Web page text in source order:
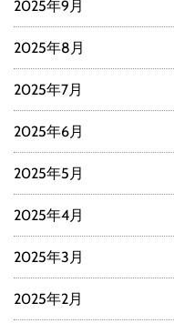
2025年9月
2025年8月
2025年7月
2025年6月
2025年5月
2025年4月
2025年3月
2025年2月